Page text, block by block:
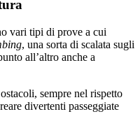
vari tipi di prove a cui
, una sorta di scalata sugli
all’altro anche a
sempre nel rispetto
divertenti passeggiate